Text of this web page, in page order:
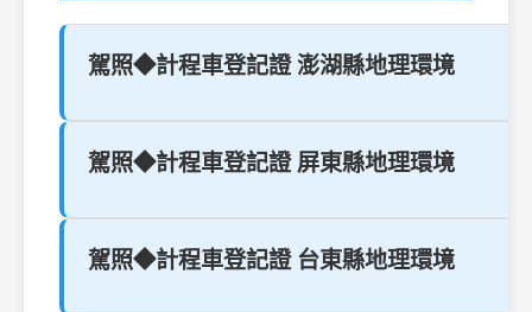
駕照◆計程車登記證 澎湖縣地理環境
駕照◆計程車登記證 屏東縣地理環境
駕照◆計程車登記證 台東縣地理環境